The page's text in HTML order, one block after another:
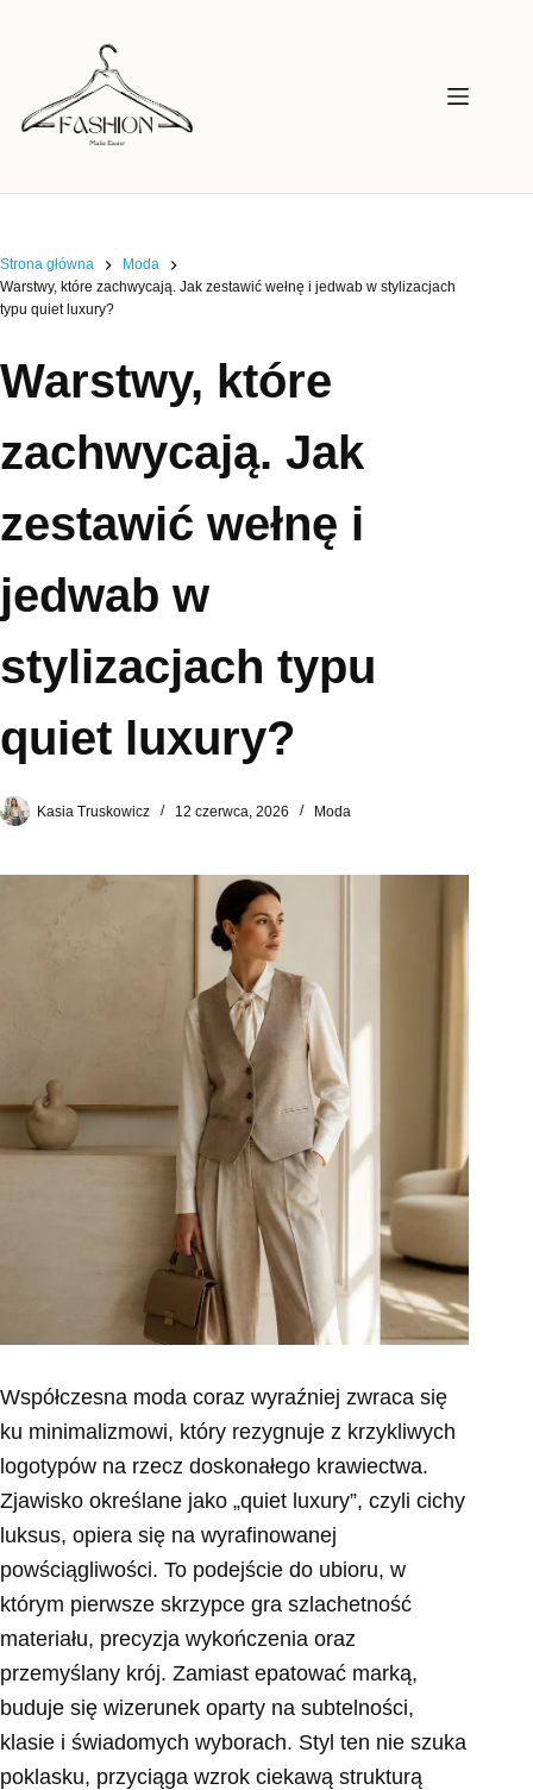
Strona główna
Moda
Warstwy, które zachwycają. Jak zestawić wełnę i jedwab w stylizacjach
typu quiet luxury?
Warstwy, które
zachwycają. Jak
zestawić wełnę i
jedwab w
stylizacjach typu
quiet luxury?
Kasia Truskowicz 12 czerwca, 2026 Moda
Współczesna moda coraz wyraźniej zwraca się
ku minimalizmowi, który rezygnuje z krzykliwych
logotypów na rzecz doskonałego krawiectwa.
Zjawisko określane jako „quiet luxury”, czyli cichy
luksus, opiera się na wyrafinowanej
powściągliwości. To podejście do ubioru, w
którym pierwsze skrzypce gra szlachetność
materiału, precyzja wykończenia oraz
przemyślany krój. Zamiast epatować marką,
buduje się wizerunek oparty na subtelności,
klasie i świadomych wyborach. Styl ten nie szuka
poklasku, przyciąga wzrok ciekawą strukturą